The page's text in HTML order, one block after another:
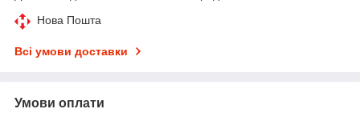
Нова Пошта
Всі умови доставки
Умови оплати